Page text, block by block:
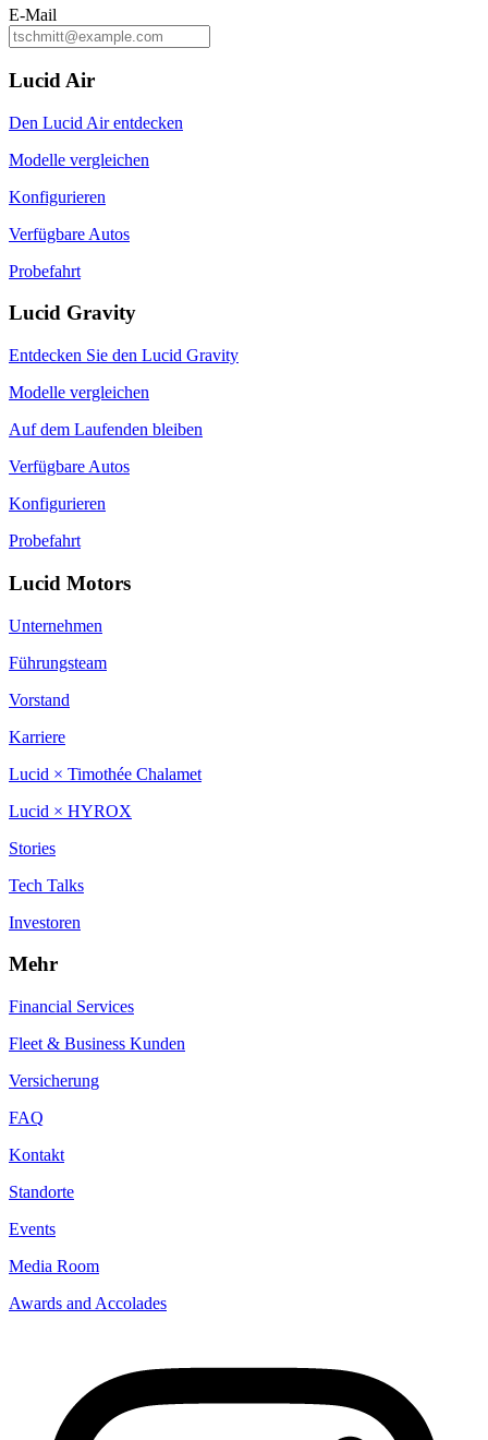
E-Mail
Lucid Air
Den Lucid Air entdecken
Modelle vergleichen
Konfigurieren
Verfügbare Autos
Probefahrt
Lucid Gravity
Entdecken Sie den Lucid Gravity
Modelle vergleichen
Auf dem Laufenden bleiben
Verfügbare Autos
Konfigurieren
Probefahrt
Lucid Motors
Unternehmen
Führungsteam
Vorstand
Karriere
Lucid × Timothée Chalamet
Lucid × HYROX
Stories
Tech Talks
Investoren
Mehr
Financial Services
Fleet & Business Kunden
Versicherung
FAQ
Kontakt
Standorte
Events
Media Room
Awards and Accolades